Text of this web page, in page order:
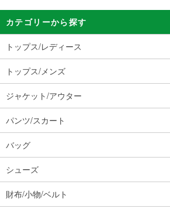
カテゴリーから探す
トップス/レディース
トップス/メンズ
ジャケット/アウター
パンツ/スカート
バッグ
シューズ
財布/小物/ベルト